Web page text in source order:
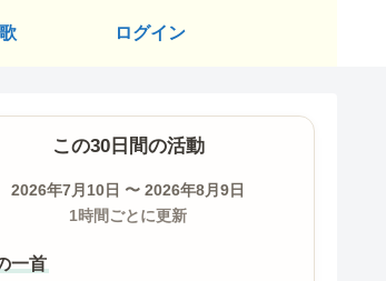
ログイン
この30日間の活動
2026年7月10日 〜 2026年8月9日
1時間ごとに更新
一首